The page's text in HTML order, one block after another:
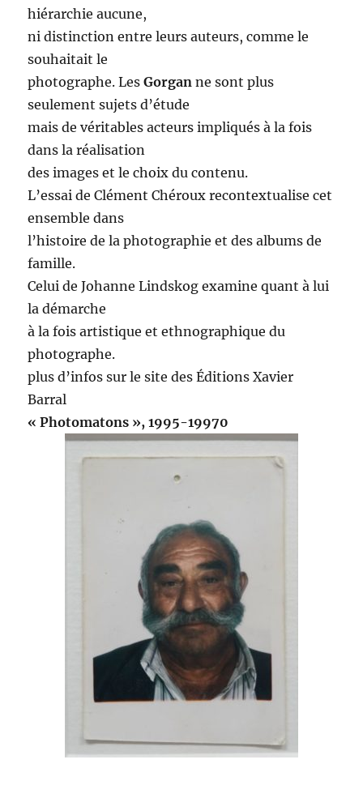
hiérarchie aucune,
ni distinction entre leurs auteurs, comme le
souhaitait le
photographe. Les Gorgan ne sont plus
seulement sujets d’étude
mais de véritables acteurs impliqués à la fois
dans la réalisation
des images et le choix du contenu.
L’essai de Clément Chéroux recontextualise cet
ensemble dans
l’histoire de la photographie et des albums de
famille.
Celui de Johanne Lindskog examine quant à lui
la démarche
à la fois artistique et ethnographique du
photographe.
plus d’infos sur le site des Éditions Xavier
Barral
« Photomatons », 1995-19970